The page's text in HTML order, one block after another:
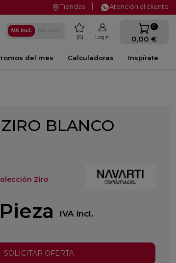
Tiendas Atención al cliente
IVA incl. favorite
0 Login
0
0,00 €
Inspírate
Calculadoras
del mes
BLANCO
Ziro
IVA incl.
SOLICITAR OFERTA